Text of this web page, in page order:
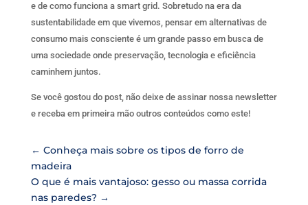
e de como funciona a smart grid. Sobretudo na era da
sustentabilidade em que vivemos, pensar em alternativas de
consumo mais consciente é um grande passo em busca de
uma sociedade onde preservação, tecnologia e eficiência
caminhem juntos.
Se você gostou do post, não deixe de assinar nossa newsletter
e receba em primeira mão outros conteúdos como este!
← Conheça mais sobre os tipos de forro de
madeira
O que é mais vantajoso: gesso ou massa corrida
nas paredes? →